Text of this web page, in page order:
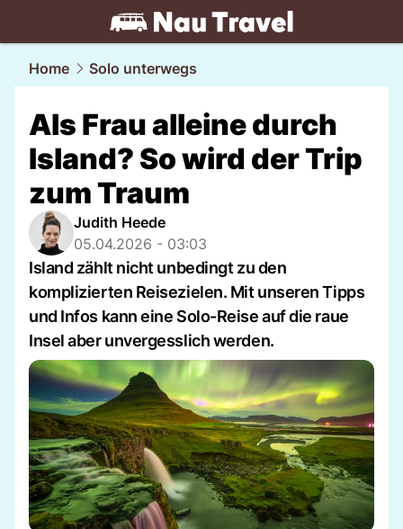
travel.NAU.ch
Home Solo unterwegs
Als Frau alleine durch
Island? So wird der Trip
zum Traum
Judith Heede
05.04.2026 - 03:03
Island zählt nicht unbedingt zu den
komplizierten Reisezielen. Mit unseren Tipps
und Infos kann eine Solo-Reise auf die raue
Insel aber unvergesslich werden.